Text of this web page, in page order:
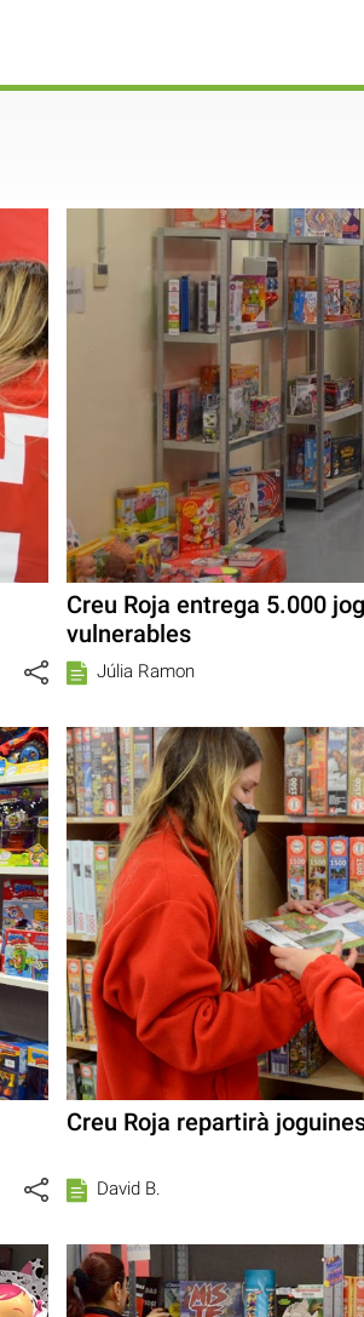
Creu Roja entrega 5.000
vulnerables
Júlia Ramon
Creu Roja repartirà
David B.